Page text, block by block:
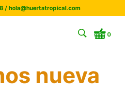
/ hola@huertatropical.com
0
nueva